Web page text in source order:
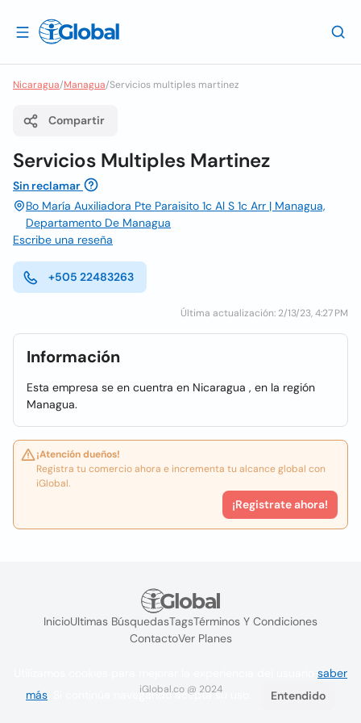
Nicaragua/Managua/Servicios multiples martinez
Compartir
Servicios Multiples Martinez
Sin reclamar
Bo María Auxiliadora Pte Paraisito 1c Al S 1c Arr | Managua,
Departamento De Managua
Escribe una reseña
+505 22483263
Última actualización: 2/13/23, 4:27 PM
Información
Esta empresa se en cuentra en Nicaragua , en la región
Managua.
¡Atención dueños!
Registra tu comercio ahora e incrementa tu alcance global con
iGlobal.
¡Registrate ahora!
InicioUltimas BúsquedasTagsTérminos Y Condiciones
ContactoVer Planes
iGlobal.co @ 2024
saber
más . Si continúa navegando acepta su uso. Entendido